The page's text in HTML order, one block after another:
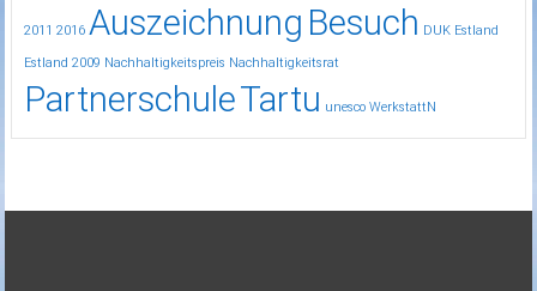
2011 2016 Auszeichnung Besuch DUK Estland
Estland 2009 Nachhaltigkeitspreis Nachhaltigkeitsrat
PartnerschuleTartu unesco WerkstattN